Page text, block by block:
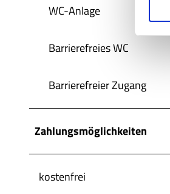
g
a
s
w
WC-Anlage
Barrierefreies WC
Barrierefreier Zugang
Zahlungsmöglichkeiten
kostenfrei